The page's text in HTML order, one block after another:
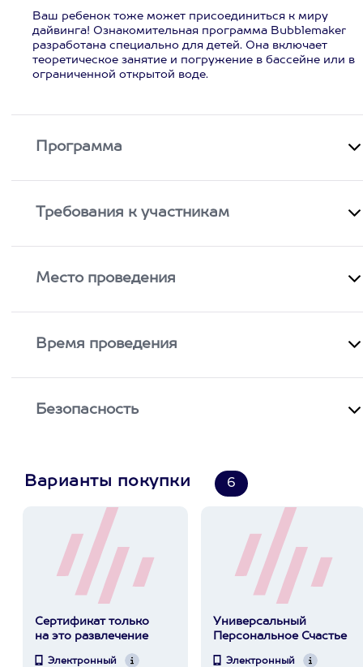
Ваш ребенок тоже может присоединиться к миру
дайвинга! Ознакомительная программа Bubblemaker
разработана специально для детей. Она включает
теоретическое занятие и погружение в бассейне или в
ограниченной открытой воде.
Программа
Требования к участникам
Место проведения
Время проведения
Безопасность
Варианты покупки 6
Сертификат только
на это развлечение
Электронный
Универсальный
Персональное Счастье
Электронный